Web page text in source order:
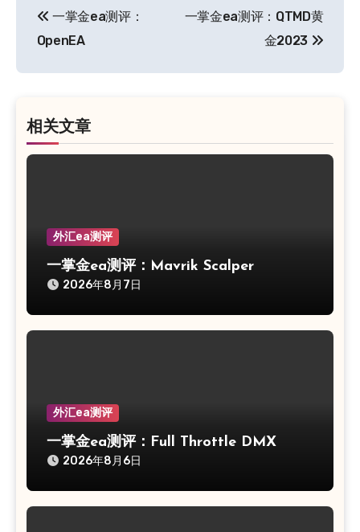
章
导
一掌金ea测评：
OpenEA
一掌金ea测评：QTMD黄
金2023
相关文章
外汇ea测评
一掌金ea测评：Mavrik Scalper
2026年8月7日
外汇ea测评
一掌金ea测评：Full Throttle DMX
2026年8月6日